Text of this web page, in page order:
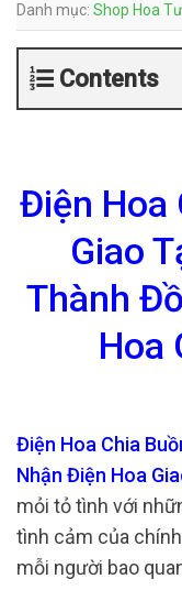
Danh mục: Shop Hoa
Contents
Điện Hoa
Giao
Thành
Hoa
Điện Hoa Chia
Nhận Điện Hoa
mỏi tỏ tình với
tình cảm của
mỗi người bao